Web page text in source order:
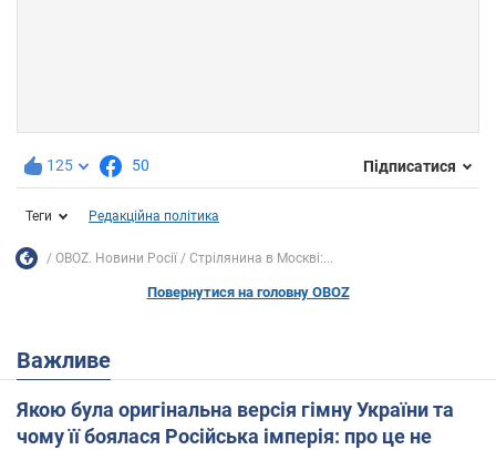
125 50 Підписатися
Теги Редакційна політика
OBOZ. Новини Росії Стрілянина в Москві:...
Повернутися на головну OBOZ
Важливе
Якою була оригінальна версія гімну України та
чому її боялася Російська імперія: про це не